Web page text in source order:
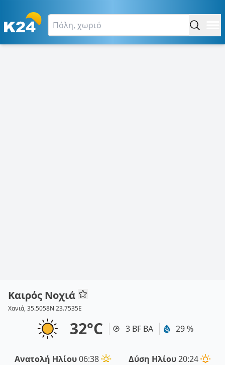
Καιρός Νοχιά
Χανιά, 35.5058N 23.7535E
32°C 3 BF ΒΑ 29 %
Ανατολή Ηλίου06:38 Δύση Ηλίου20:24